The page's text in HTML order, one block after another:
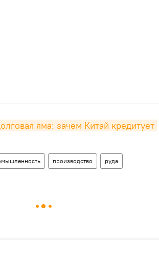
яма: зачем Китай кредитует
производство руда